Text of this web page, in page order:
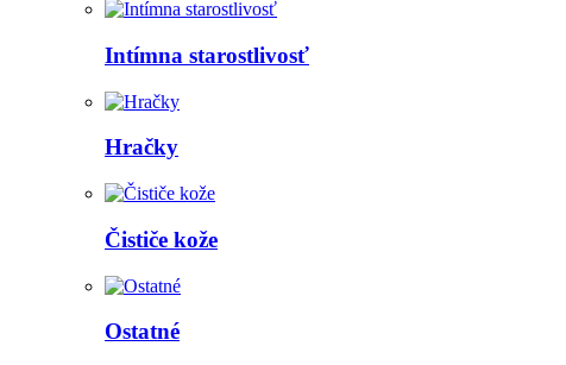
Intímna starostlivosť
Hračky
Čističe kože
Ostatné